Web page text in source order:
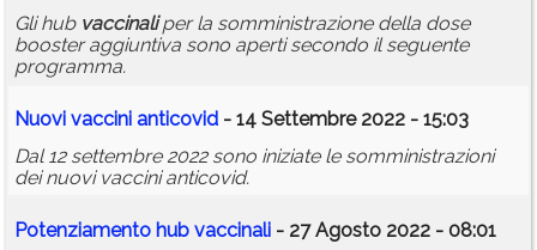
Gli hub vaccinaliper la somministrazione della dose
booster aggiuntiva sono aperti secondo il seguente
programma.
Nuovi vaccini anticovid - 14 Settembre 2022 - 15:03
Dal 12 settembre 2022 sono iniziate le somministrazioni
dei nuovi vaccini anticovid.
Potenziamento hub vaccinali - 27 Agosto 2022 - 08:01